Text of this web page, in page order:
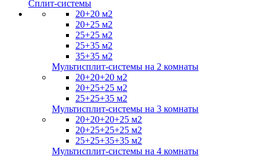
Сплит-системы
20+20 м2
20+25 м2
25+25 м2
25+35 м2
35+35 м2
Мультисплит-системы на 2 комнаты
20+20+20 м2
20+25+25 м2
25+25+35 м2
Мультисплит-системы на 3 комнаты
20+20+20+25 м2
20+25+25+25 м2
25+25+35+35 м2
Мультисплит-системы на 4 комнаты